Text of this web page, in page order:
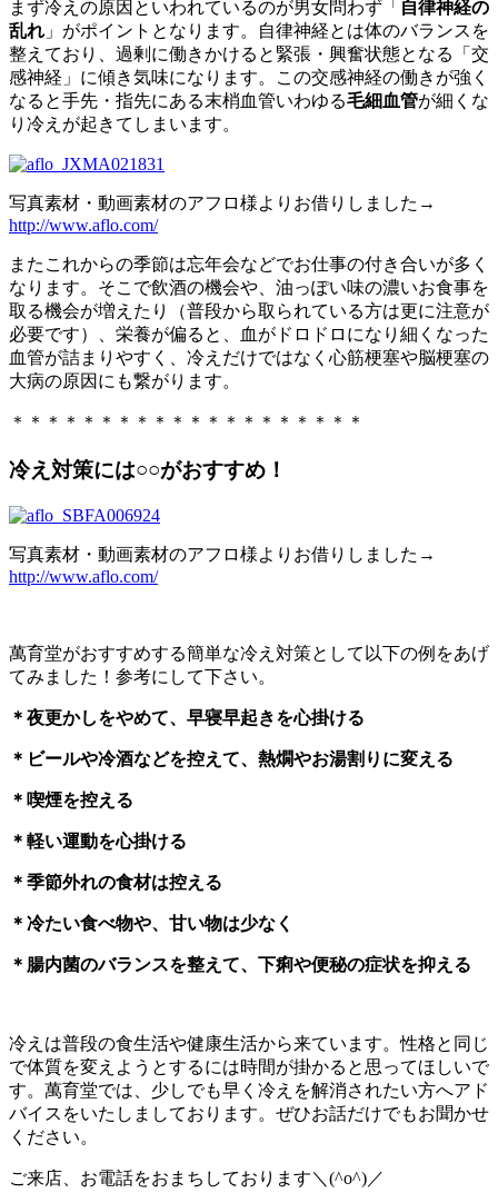
まず冷えの原因といわれているのが男女問わず「 自律神経の
乱れ 」がポイントとなります。自律神経とは体のバランスを
整えており、過剰に働きかけると緊張・興奮状態となる「交
感神経」に傾き気味になります。この交感神経の働きが強く
なると手先・指先にある末梢血管いわゆる毛細血管が細くな
り冷えが起きてしまいます。
写真素材・動画素材のアフロ様よりお借りしました→
http://www.aflo.com/
またこれからの季節は忘年会などでお仕事の付き合いが多く
なります。そこで飲酒の機会や、油っぽい味の濃いお食事を
取る機会が増えたり（普段から取られている方は更に注意が
必要です）、栄養が偏ると、血がドロドロになり細くなった
血管が詰まりやすく、冷えだけではなく心筋梗塞や脳梗塞の
大病の原因にも繋がります。
＊＊＊＊＊＊＊＊＊＊＊＊＊＊＊＊＊＊＊＊
冷え対策には○○がおすすめ！
写真素材・動画素材のアフロ様よりお借りしました→
http://www.aflo.com/
萬育堂がおすすめする簡単な冷え対策として以下の例をあげ
てみました！参考にして下さい。
＊夜更かしをやめて、早寝早起きを心掛ける
＊ビールや冷酒などを控えて、熱燗やお湯割りに変える
＊喫煙を控える
＊軽い運動を心掛ける
＊季節外れの食材は控える
＊冷たい食べ物や、甘い物は少なく
＊腸内菌のバランスを整えて、下痢や便秘の症状を抑える
冷えは普段の食生活や健康生活から来ています。性格と同じ
で体質を変えようとするには時間が掛かると思ってほしいで
す。萬育堂では、少しでも早く冷えを解消されたい方へアド
バイスをいたしましております。ぜひお話だけでもお聞かせ
ください。
ご来店、お電話をおまちしております＼(^o^)／